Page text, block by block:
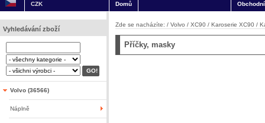
CZK Domů
Vyhledávání zboží
Volvo (36566)
Náplně
Zde se nacházíte: / Volvo / XC90 / Karoserie XC90 /
Příčky, masky